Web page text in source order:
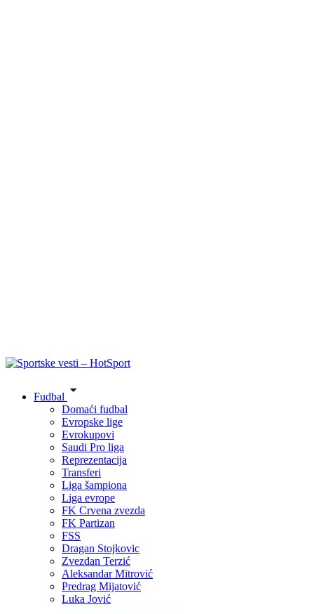
Fudbal
Domaći fudbal
Evropske lige
Evrokupovi
Saudi Pro liga
Reprezentacija
Transferi
Liga šampiona
Liga evrope
FK Crvena zvezda
FK Partizan
FSS
Dragan Stojkovic
Zvezdan Terzić
Aleksandar Mitrović
Predrag Mijatović
Luka Jović